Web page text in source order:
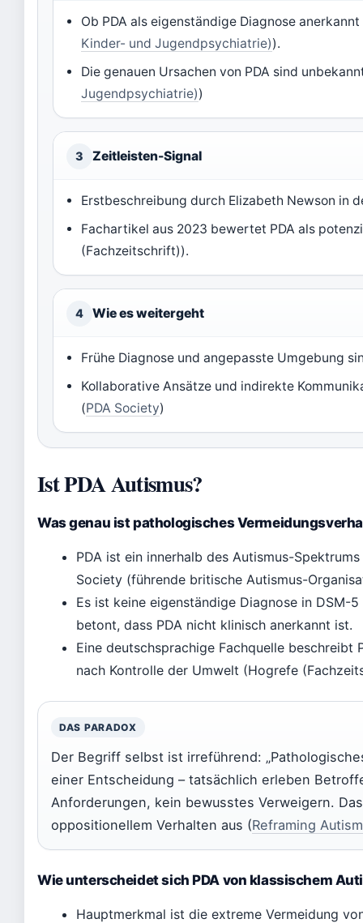
Ob PDA als eigenständige Diagnose
Kinder- und Jugendpsychiatrie)).
Die genauen Ursachen von PDA sind
Jugendpsychiatrie))
3 Zeitleisten-Signal
Erstbeschreibung durch Elizabeth Newson in
Fachartikel aus 2023 bewertet PDA als
(Fachzeitschrift)).
4 Wie es weitergeht
Frühe Diagnose und angepasste Umgebung
Kollaborative Ansätze und indirekte
(PDA Society)
Ist PDA Autismus?
Was genau ist pathologisches
PDA ist ein innerhalb des Autismus-
Society (führende britische Autismus-
Es ist keine eigenständige Diagnose in DSM-
betont, dass PDA nicht klinisch anerkannt ist.
Eine deutschsprachige Fachquelle beschreibt
nach Kontrolle der Umwelt (Hogrefe
DAS PARADOX
Der Begriff selbst ist irreführend:
einer Entscheidung – tatsächlich erleben
Anforderungen, kein bewusstes Verweigern.
oppositionellem Verhalten aus (Reframing
Wie unterscheidet sich PDA von klassischem
Hauptmerkmal ist die extreme Vermeidung